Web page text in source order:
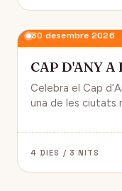
30 desembre 2026
CAP D'ANY A
Celebra el Cap
una de les ciutats
gaudir d’un
4 DIES / 3 NITS